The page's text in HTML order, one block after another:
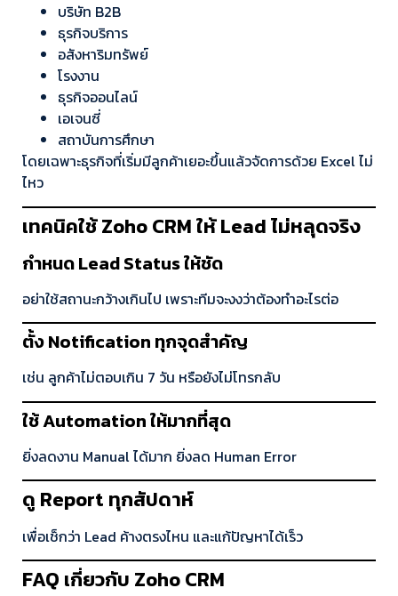
บริษัท B2B
ธุรกิจบริการ
อสังหาริมทรัพย์
โรงงาน
ธุรกิจออนไลน์
เอเจนซี่
สถาบันการศึกษา
โดยเฉพาะธุรกิจที่เริ่มมีลูกค้าเยอะขึ้นแล้วจัดการด้วย Excel ไม่
ไหว
เทคนิคใช้ Zoho CRM ให้ Lead ไม่หลุดจริง
กำหนด Lead Status ให้ชัด
อย่าใช้สถานะกว้างเกินไป เพราะทีมจะงงว่าต้องทำอะไรต่อ
ตั้ง Notification ทุกจุดสำคัญ
เช่น ลูกค้าไม่ตอบเกิน 7 วัน หรือยังไม่โทรกลับ
ใช้ Automation ให้มากที่สุด
ยิ่งลดงาน Manual ได้มาก ยิ่งลด Human Error
ดู Report ทุกสัปดาห์
เพื่อเช็กว่า Lead ค้างตรงไหน และแก้ปัญหาได้เร็ว
FAQ เกี่ยวกับ Zoho CRM